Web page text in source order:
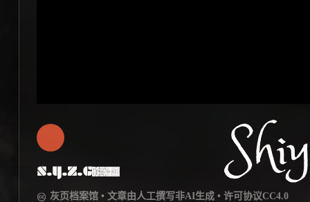
S.Y.Z.G
灰页档案馆 • 文章由人工撰写非AI生成 • 许可协议CC4.0